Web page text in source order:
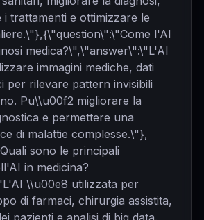
i trattamenti e ottimizzare le
l'AI
medica?\",\"answer\":\"L'AI
immagini mediche, dati
per rilevare pattern invisibili
Pu\\u00f2 migliorare la
e permettere una
di malattie complesse.\"},
sono le principali
in medicina?
\\u00e8 utilizzata per
di farmaci, chirurgia assistita,
pazienti e analisi di big data.